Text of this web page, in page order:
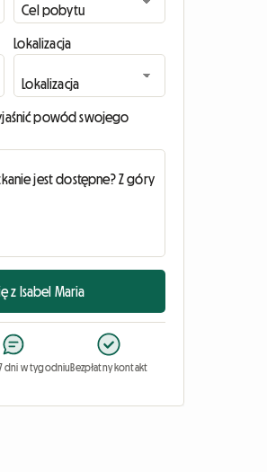
Lokalizacja
powód swojego
z Isabel Maria
dni w tygodniuBezpłatny kontakt